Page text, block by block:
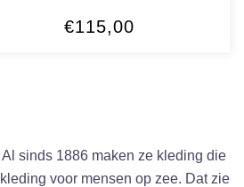
€115,00
sinds 1886 maken ze kleding die
voor mensen op zee. Dat zie